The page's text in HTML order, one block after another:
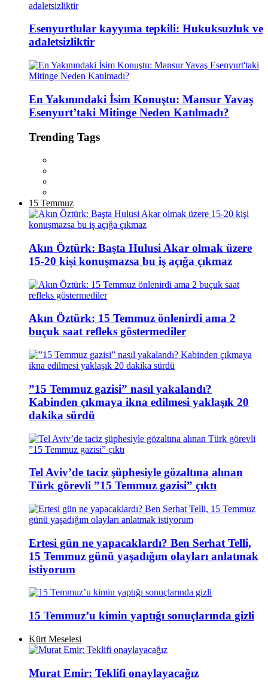
Esenyurtlular kayyıma tepkili: Hukuksuzluk ve
adaletsizliktir
En Yakınındaki İsim Konuştu: Mansur Yavaş
Esenyurt’taki Mitinge Neden Katılmadı?
Trending Tags
15 Temmuz
Akın Öztürk: Başta Hulusi Akar olmak üzere
15-20 kişi konuşmazsa bu iş açığa çıkmaz
Akın Öztürk: 15 Temmuz önlenirdi ama 2
buçuk saat refleks göstermediler
”15 Temmuz gazisi” nasıl yakalandı?
Kabinden çıkmaya ikna edilmesi yaklaşık 20
dakika sürdü
Tel Aviv’de taciz şüphesiyle gözaltına alınan
Türk görevli ”15 Temmuz gazisi” çıktı
Ertesi gün ne yapacaklardı? Ben Serhat Telli,
15 Temmuz günü yaşadığım olayları anlatmak
istiyorum
15 Temmuz’u kimin yaptığı sonuçlarında gizli
Kürt Meselesi
Murat Emir: Teklifi onaylayacağız